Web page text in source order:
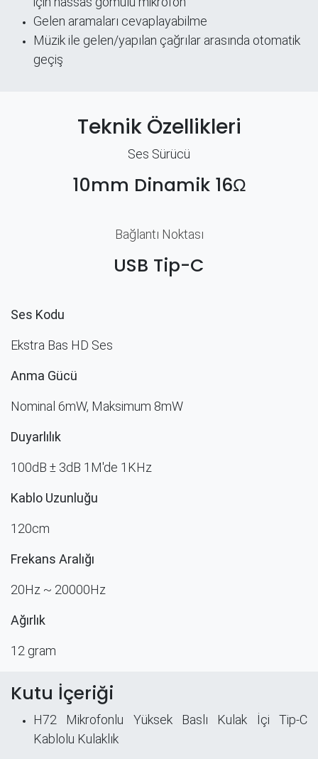
Gelen aramaları cevaplayabilme
Müzik ile gelen/yapılan çağrılar arasında otomatik
geçiş
Teknik Özellikleri
Ses Sürücü
10mm Dinamik 16Ω
Bağlantı Noktası
USB Tip-C
Ses Kodu
Ekstra Bas HD Ses
Anma Gücü
Nominal 6mW, Maksimum 8mW
Duyarlılık
100dB ± 3dB 1M'de 1KHz
Kablo Uzunluğu
120cm
Frekans Aralığı
20Hz ~ 20000Hz
Ağırlık
12 gram
Kutu İçeriği
H72 Mikrofonlu Yüksek Baslı Kulak İçi Tip-C
Kablolu Kulaklık